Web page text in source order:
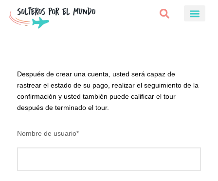
Después de crear una cuenta, usted será capaz de
rastrear el estado de su pago, realizar el seguimiento de la
confirmación y usted también puede calificar el tour
después de terminado el tour.
Nombre de usuario*